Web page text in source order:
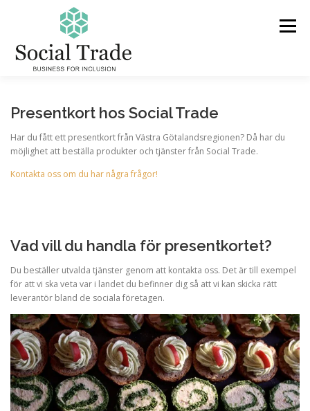
Menu
VARFÖR SOCIAL TRADE? FAQ KONTAKT
Presentkort hos Social Trade
Har du fått ett presentkort från Västra Götalandsregionen? Då har du
möjlighet att beställa produkter och tjänster från Social Trade.
Kontakta oss om du har några frågor!
Vad vill du handla för presentkortet?
Du beställer utvalda tjänster genom att kontakta oss. Det är till exempel
för att vi ska veta var i landet du befinner dig så att vi kan skicka rätt
leverantör bland de sociala företagen.